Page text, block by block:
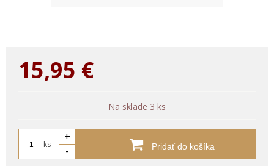
15,95 €
Na sklade 3 ks
ks
+
-
Pridať do košíka